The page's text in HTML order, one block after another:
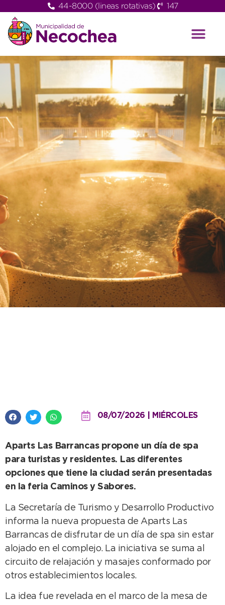
44-8000 (lineas rotativas) 147
08/07/2026 | MIÉRCOLES
Aparts Las Barrancas propone un día de spa
para turistas y residentes. Las diferentes
opciones que tiene la ciudad serán presentadas
en la feria Caminos y Sabores.
La Secretaría de Turismo y Desarrollo Productivo
informa la nueva propuesta de Aparts Las
Barrancas de disfrutar de un día de spa sin estar
alojado en el complejo. La iniciativa se suma al
circuito de relajación y masajes conformado por
otros establecimientos locales.
La idea fue revelada en el marco de la mesa de